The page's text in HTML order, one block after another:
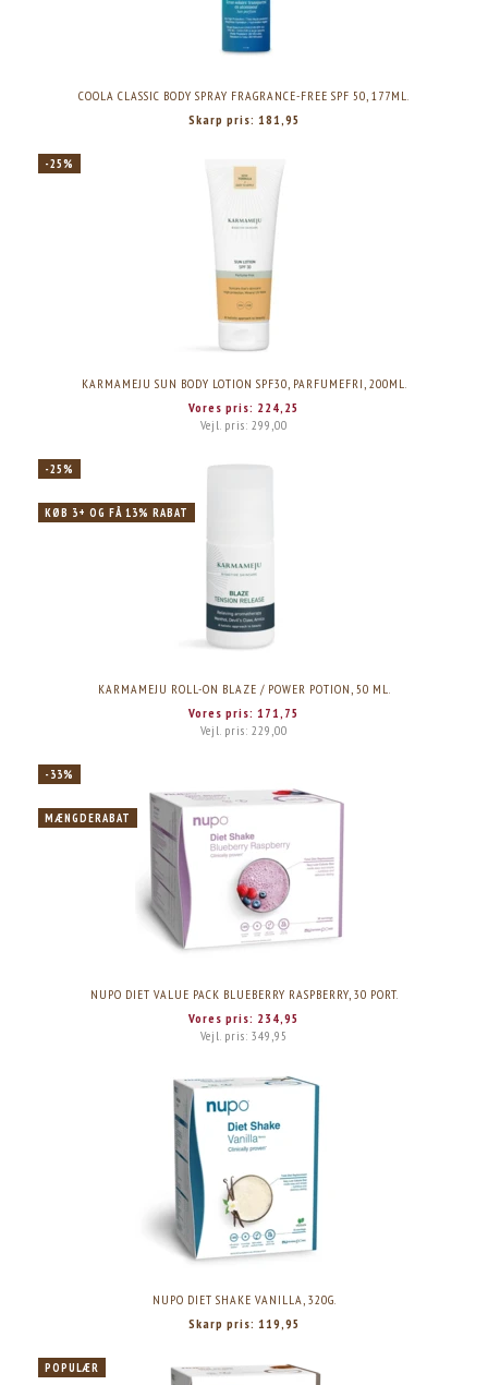
COOLA CLASSIC BODY SPRAY FRAGRANCE-FREE SPF 50, 177ML.
Skarp pris: 181,95
-25%
KARMAMEJU SUN BODY LOTION SPF30, PARFUMEFRI, 200ML.
Vores pris: 224,25
Vejl. pris: 299,00
-25%
KØB 3+ OG FÅ 13% RABAT
KARMAMEJU ROLL-ON BLAZE / POWER POTION, 50 ML.
Vores pris: 171,75
Vejl. pris: 229,00
-33%
MÆNGDERABAT
NUPO DIET VALUE PACK BLUEBERRY RASPBERRY, 30 PORT.
Vores pris: 234,95
Vejl. pris: 349,95
NUPO DIET SHAKE VANILLA, 320G.
Skarp pris: 119,95
POPULÆR